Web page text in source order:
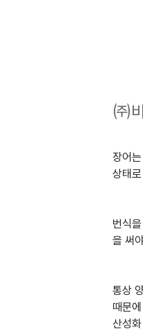
㈜
장어
상태
번식
을 써
통상
때문
산성